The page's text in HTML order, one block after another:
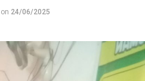
on 24/06/2025